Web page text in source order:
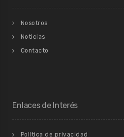
Nosotros
Noticias
Contacto
Enlaces de Interés
Política de privacidad